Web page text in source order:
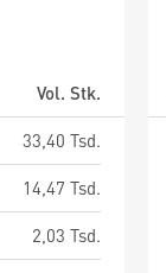
Vol. Stk.
33,40 Tsd.
14,47 Tsd.
2,03 Tsd.